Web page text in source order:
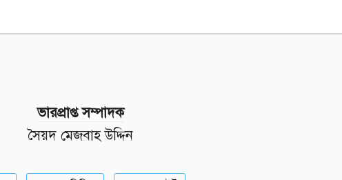
ভারপ্রাপ্ত সম্পাদক
সৈয়দ মেজবাহ উদ্দিন